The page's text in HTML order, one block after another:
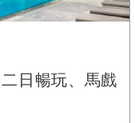
日暢玩、馬戲